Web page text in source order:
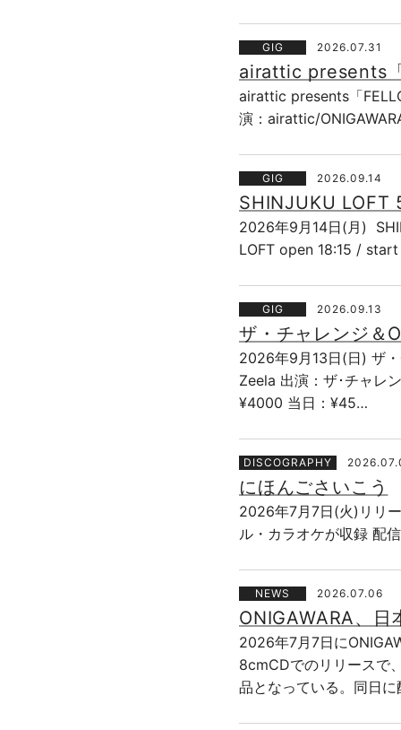
GIG 2026.07.31
airattic presents
airattic presents「
演：airattic/
GIG 2026.09.14
SHINJUKU LOFT
2026年9月14日(月)
LOFT open 18:15 /
GIG 2026.09.13
ザ・チャレンジ＆
2026年9月13日(日) ザ
Zeela 出演：ザ･チャレ
¥4000 当日：¥45…
DISCOGRAPHY
にほんごさいこう
2026年7月7日(火)リリ
ル・カラオケが収録 配
NEWS 2026.07.06
ONIGAWARA、日
2026年7月7日に
8cmCDでのリリースで
品となっている。同日